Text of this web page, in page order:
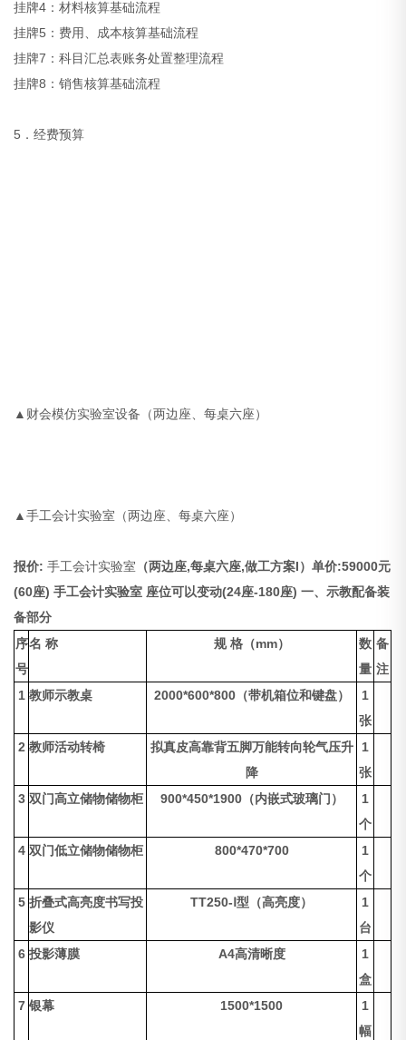
挂牌4：材料核算基础流程
挂牌5：费用、成本核算基础流程
挂牌7：科目汇总表账务处置整理流程
挂牌8：销售核算基础流程
5．经费预算
▲财会模仿实验室设备（两边座、每桌六座）
▲手工会计实验室（两边座、每桌六座）
报价: 手工会计实验室 （两边座,每桌六座,做工方案I）单价:59000元
(60座) 手工会计实验室 座位可以变动(24座-180座) 一、示教配备装
备部分
序
号
名 称 规 格（mm）
数
量
备
注
1 教师示教桌 2000*600*800（带机箱位和键盘）
1
张
2 教师活动转椅
拟真皮高靠背五脚万能转向轮气压升
降
1
张
3 双门高立储物储物柜 900*450*1900（内嵌式玻璃门）
1
个
4 双门低立储物储物柜 800*470*700
1
个
5 折叠式高亮度书写投
影仪
TT250-Ⅰ型（高亮度）
1
台
6 投影薄膜 A4高清晰度
1
盒
7 银幕 1500*1500
1
幅